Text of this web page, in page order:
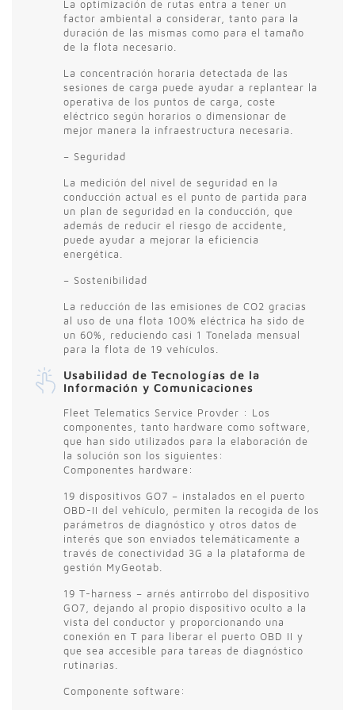
La optimización de rutas entra a tener un
factor ambiental a considerar, tanto para la
duración de las mismas como para el tamaño
de la flota necesario.
La concentración horaria detectada de las
sesiones de carga puede ayudar a replantear la
operativa de los puntos de carga, coste
eléctrico según horarios o dimensionar de
mejor manera la infraestructura necesaria.
– Seguridad
La medición del nivel de seguridad en la
conducción actual es el punto de partida para
un plan de seguridad en la conducción, que
además de reducir el riesgo de accidente,
puede ayudar a mejorar la eficiencia
energética.
– Sostenibilidad
La reducción de las emisiones de CO2 gracias
al uso de una flota 100% eléctrica ha sido de
un 60%, reduciendo casi 1 Tonelada mensual
para la flota de 19 vehículos.
Usabilidad de Tecnologías de la
Información y Comunicaciones
Fleet Telematics Service Provder : Los
componentes, tanto hardware como software,
que han sido utilizados para la elaboración de
la solución son los siguientes:
Componentes hardware:
19 dispositivos GO7 – instalados en el puerto
OBD-II del vehículo, permiten la recogida de los
parámetros de diagnóstico y otros datos de
interés que son enviados telemáticamente a
través de conectividad 3G a la plataforma de
gestión MyGeotab.
19 T-harness – arnés antirrobo del dispositivo
GO7, dejando al propio dispositivo oculto a la
vista del conductor y proporcionando una
conexión en T para liberar el puerto OBD II y
que sea accesible para tareas de diagnóstico
rutinarias.
Componente software: